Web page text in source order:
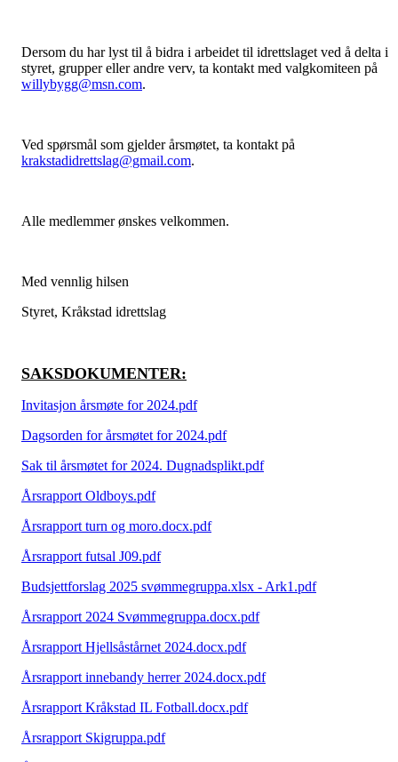
Dersom du har lyst til å bidra i arbeidet til idrettslaget ved å delta i
styret, grupper eller andre verv, ta kontakt med valgkomiteen på
willybygg@msn.com.
Ved spørsmål som gjelder årsmøtet, ta kontakt på
krakstadidrettslag@gmail.com.
Alle medlemmer ønskes velkommen.
Med vennlig hilsen
Styret, Kråkstad idrettslag
SAKSDOKUMENTER:
Invitasjon årsmøte for 2024.pdf
Dagsorden for årsmøtet for 2024.pdf
Sak til årsmøtet for 2024. Dugnadsplikt.pdf
Årsrapport Oldboys.pdf
Årsrapport turn og moro.docx.pdf
Årsrapport futsal J09.pdf
Budsjettforslag 2025 svømmegruppa.xlsx - Ark1.pdf
Årsrapport 2024 Svømmegruppa.docx.pdf
Årsrapport Hjellsåstårnet 2024.docx.pdf
Årsrapport innebandy herrer 2024.docx.pdf
Årsrapport Kråkstad IL Fotball.docx.pdf
Årsrapport Skigruppa.pdf